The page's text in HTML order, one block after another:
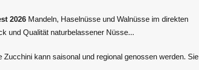
2026 Mandeln, Haselnüsse und Walnüsse im direkten
und Qualität naturbelassener Nüsse...
Zucchini kann saisonal und regional genossen werden. Sie